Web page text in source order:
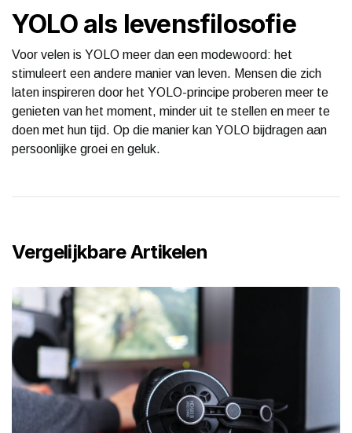
YOLO als levensfilosofie
Voor velen is YOLO meer dan een modewoord: het
stimuleert een andere manier van leven. Mensen die zich
laten inspireren door het YOLO-principe proberen meer te
genieten van het moment, minder uit te stellen en meer te
doen met hun tijd. Op die manier kan YOLO bijdragen aan
persoonlijke groei en geluk.
Vergelijkbare Artikelen